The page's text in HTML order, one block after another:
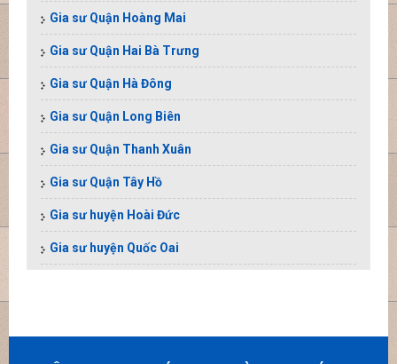
Gia sư Quận Hoàng Mai
Gia sư Quận Hai Bà Trưng
Gia sư Quận Hà Đông
Gia sư Quận Long Biên
Gia sư Quận Thanh Xuân
Gia sư Quận Tây Hồ
Gia sư huyện Hoài Đức
Gia sư huyện Quốc Oai